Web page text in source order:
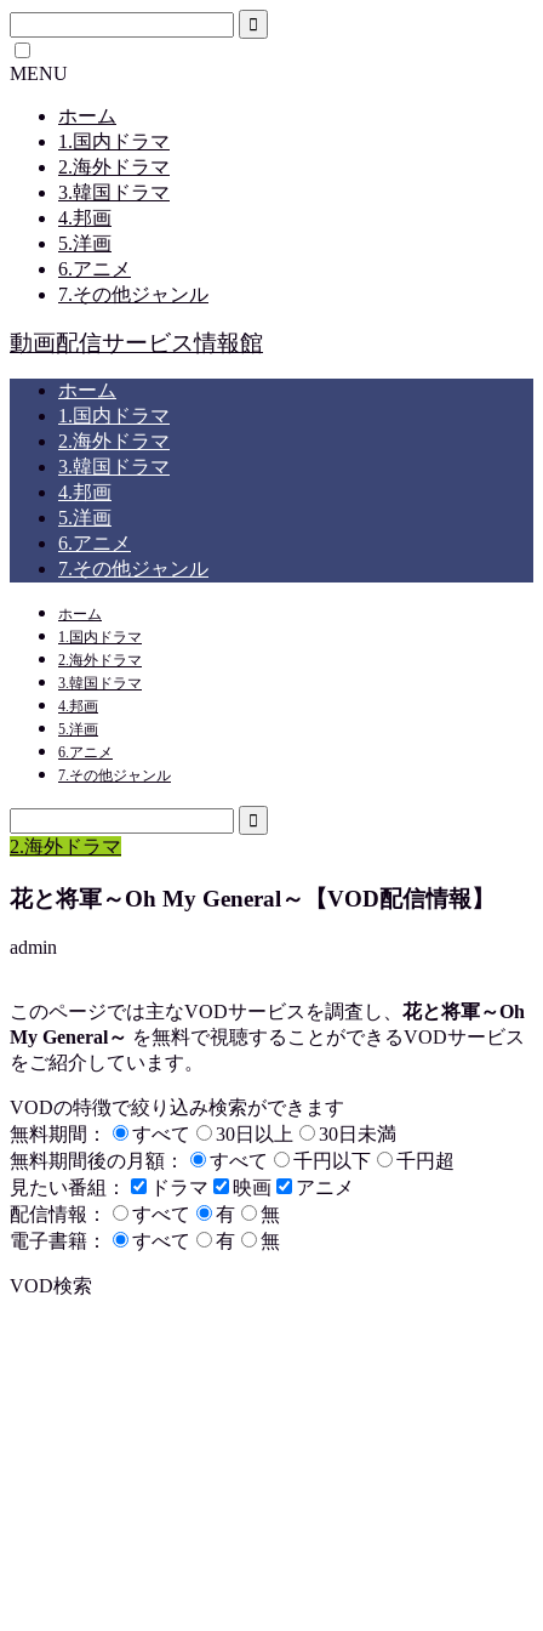
MENU
ホーム
1.国内ドラマ
2.海外ドラマ
3.韓国ドラマ
4.邦画
5.洋画
6.アニメ
7.その他ジャンル
動画配信サービス情報館
ホーム
1.国内ドラマ
2.海外ドラマ
3.韓国ドラマ
4.邦画
5.洋画
6.アニメ
7.その他ジャンル
ホーム
1.国内ドラマ
2.海外ドラマ
3.韓国ドラマ
4.邦画
5.洋画
6.アニメ
7.その他ジャンル
2.海外ドラマ
花と将軍～Oh My General～【VOD配信情報】
admin
このページでは主なVODサービスを調査し、 花と将軍～Oh
My General～ を無料で視聴することができるVODサービス
をご紹介しています。
VODの特徴で絞り込み検索ができます
無料期間：
すべて 30日以上
30日未満
無料期間後の月額：
すべて 千円以下
千円超
見たい番組：
ドラマ 映画
アニメ
配信情報：
すべて 有
無
電子書籍：
すべて 有 無
VOD検索